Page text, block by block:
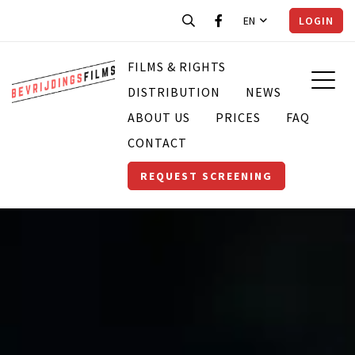
EN LOGIN
FILMS & RIGHTS
DISTRIBUTION
NEWS
ABOUT US
PRICES
FAQ
CONTACT
REQUEST SCREENING